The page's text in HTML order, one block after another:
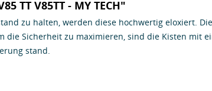
TT V85TT - MY TECH"
zu halten, werden diese hochwertig eloxiert.
Sicherheit zu maximieren, sind die Kisten mit
stand.